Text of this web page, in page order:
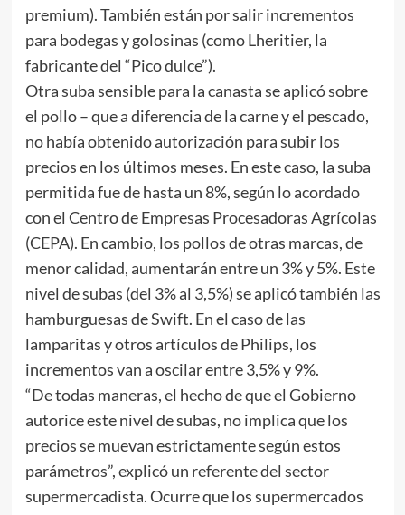
premium). También están por salir incrementos
para bodegas y golosinas (como Lheritier, la
fabricante del “Pico dulce”).
Otra suba sensible para la canasta se aplicó sobre
el pollo – que a diferencia de la carne y el pescado,
no había obtenido autorización para subir los
precios en los últimos meses. En este caso, la suba
permitida fue de hasta un 8%, según lo acordado
con el Centro de Empresas Procesadoras Agrícolas
(CEPA). En cambio, los pollos de otras marcas, de
menor calidad, aumentarán entre un 3% y 5%. Este
nivel de subas (del 3% al 3,5%) se aplicó también las
hamburguesas de Swift. En el caso de las
lamparitas y otros artículos de Philips, los
incrementos van a oscilar entre 3,5% y 9%.
“De todas maneras, el hecho de que el Gobierno
autorice este nivel de subas, no implica que los
precios se muevan estrictamente según estos
parámetros”, explicó un referente del sector
supermercadista. Ocurre que los supermercados